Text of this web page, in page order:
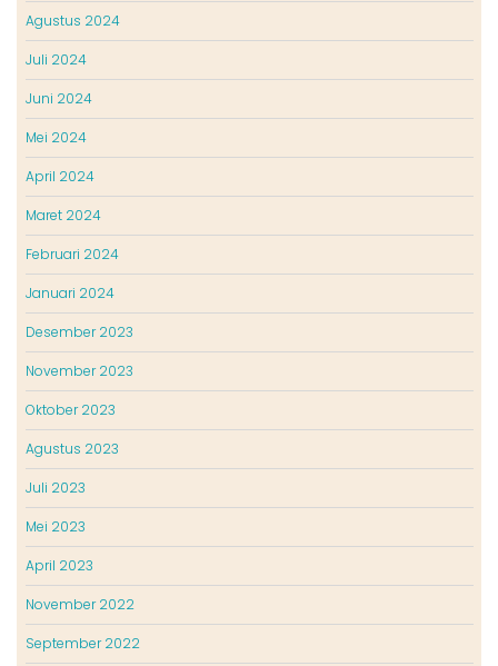
Agustus 2024
Juli 2024
Juni 2024
Mei 2024
April 2024
Maret 2024
Februari 2024
Januari 2024
Desember 2023
November 2023
Oktober 2023
Agustus 2023
Juli 2023
Mei 2023
April 2023
November 2022
September 2022